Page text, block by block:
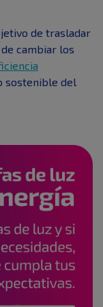
de trasladar
cambiar los
sostenible del